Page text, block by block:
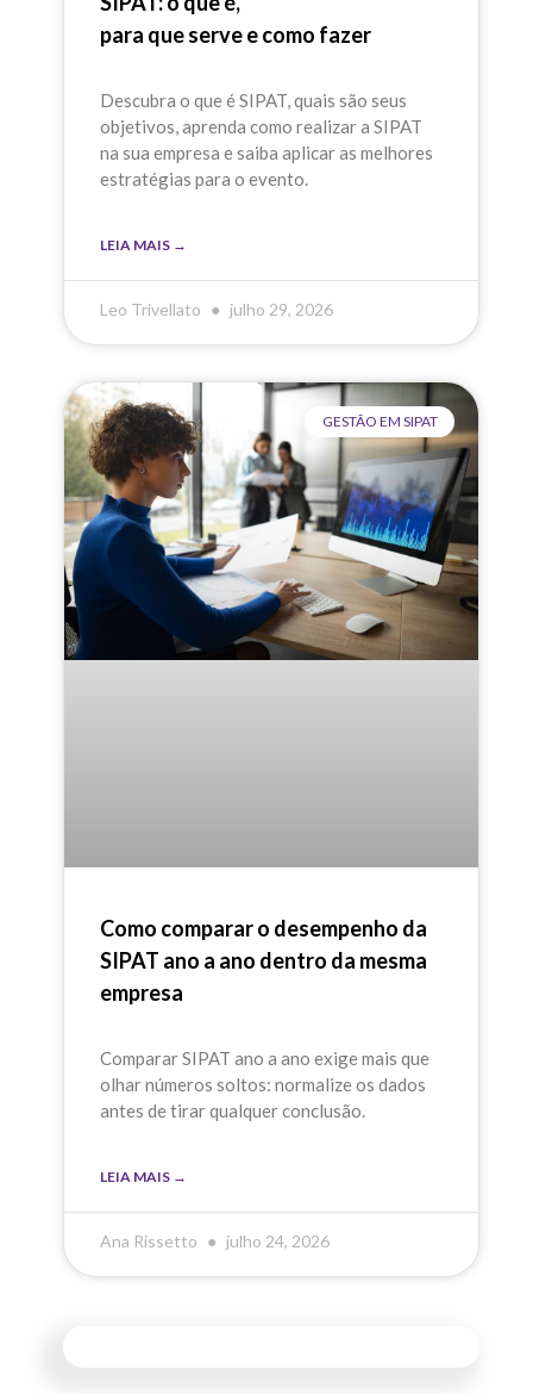
para que serve e como fazer
Descubra o que é SIPAT, quais são seus
objetivos, aprenda como realizar a SIPAT
na sua empresa e saiba aplicar as melhores
estratégias para o evento.
LEIA MAIS →
Leo Trivellato julho 29, 2026
GESTÃO EM SIPAT
Como comparar o desempenho da
SIPAT ano a ano dentro da mesma
empresa
Comparar SIPAT ano a ano exige mais que
olhar números soltos: normalize os dados
antes de tirar qualquer conclusão.
LEIA MAIS →
Ana Rissetto julho 24, 2026